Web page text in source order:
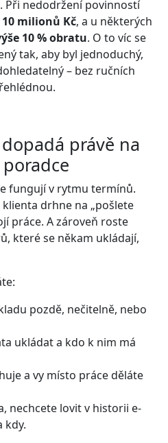
Při nedodržení povinností
milionů Kč, a u některých
10 % obratu. O to víc se
tak, aby byl jednoduchý,
– bez ručních
právě na
fungují v rytmu termínů.
drhne na „pošlete
práce. A zároveň roste
které se někam ukládají,
pozdě, nečitelně, nebo
ukládat a kdo k nim má
a vy místo práce děláte
nechcete lovit v historii e-
kdy.